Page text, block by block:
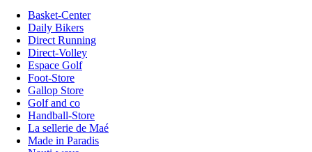
Basket-Center
Daily Bikers
Direct Running
Direct-Volley
Espace Golf
Foot-Store
Gallop Store
Golf and co
Handball-Store
La sellerie de Maé
Made in Paradis